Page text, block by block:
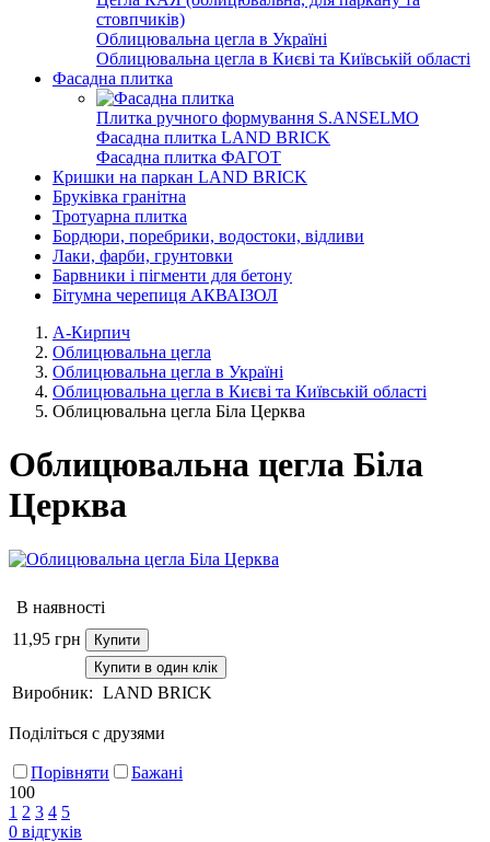
стовпчиків)
Облицювальна цегла в Україні
Облицювальна цегла в Києві та Київській області
Фасадна плитка
Плитка ручного формування S.ANSELMO
Фасадна плитка LAND BRICK
Фасадна плитка ФАГОТ
Кришки на паркан LAND BRICK
Бруківка гранітна
Тротуарна плитка
Бордюри, поребрики, водостоки, відливи
Лаки, фарби, грунтовки
Барвники і пігменти для бетону
Бітумна черепиця АКВАІЗОЛ
А-Кирпич
Облицювальна цегла
Облицювальна цегла в Україні
Облицювальна цегла в Києві та Київській області
Облицювальна цегла Біла Церква
Облицювальна цегла Біла
Церква
В наявності
11,95 грн
Купити
Купити в один клік
Виробник: LAND BRICK
Поділіться с друзями
Порівняти
Бажані
100
1 2 3 4 5
0 відгуків